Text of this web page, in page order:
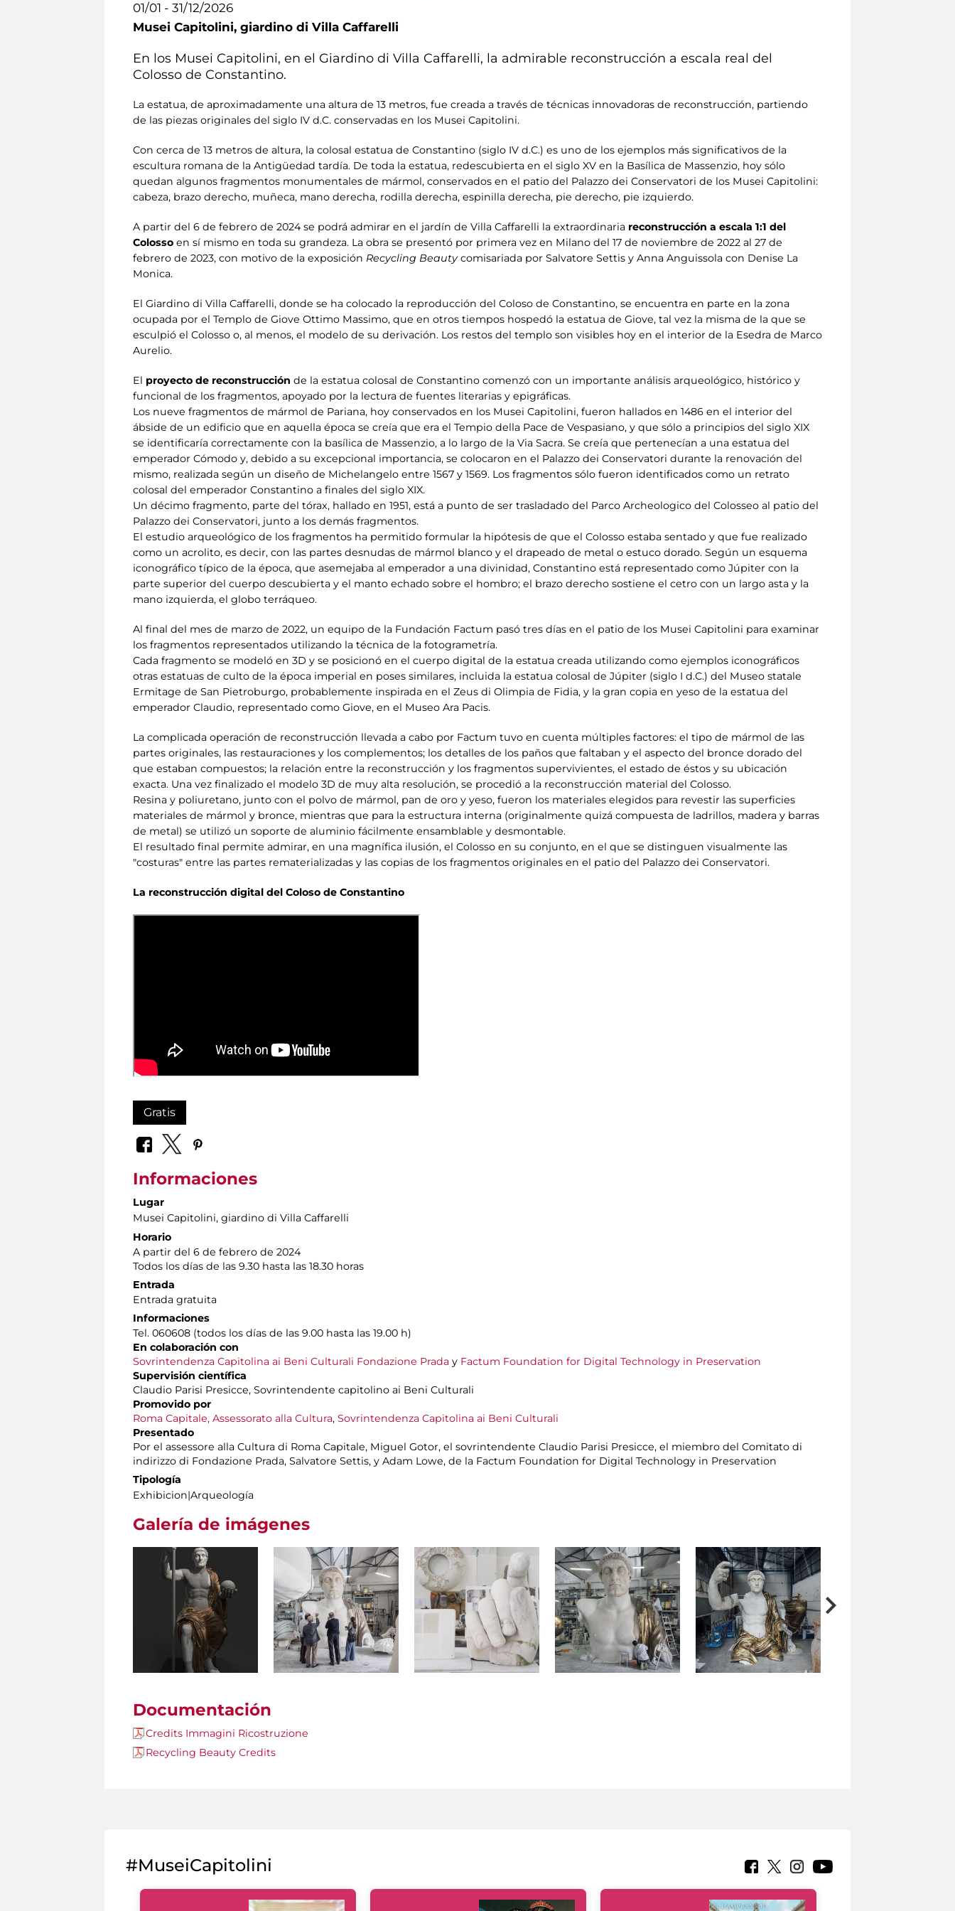
01/01 - 31/12/2026
Musei Capitolini, giardino di Villa Caffarelli
En los Musei Capitolini, en el Giardino di Villa Caffarelli, la admirable reconstrucción a escala real del
Colosso de Constantino.
La estatua, de aproximadamente una altura de 13 metros, fue creada a través de técnicas innovadoras de reconstrucción, partiendo
de las piezas originales del siglo IV d.C. conservadas en los Musei Capitolini.
Con cerca de 13 metros de altura, la colosal estatua de Constantino (siglo IV d.C.) es uno de los ejemplos más significativos de la
escultura romana de la Antigüedad tardía. De toda la estatua, redescubierta en el siglo XV en la Basílica de Massenzio, hoy sólo
quedan algunos fragmentos monumentales de mármol, conservados en el patio del Palazzo dei Conservatori de los Musei Capitolini:
cabeza, brazo derecho, muñeca, mano derecha, rodilla derecha, espinilla derecha, pie derecho, pie izquierdo.
A partir del 6 de febrero de 2024 se podrá admirar en el jardín de Villa Caffarelli la extraordinaria reconstrucción a escala 1:1 del
Colosso en sí mismo en toda su grandeza. La obra se presentó por primera vez en Milano del 17 de noviembre de 2022 al 27 de
febrero de 2023, con motivo de la exposición Recycling Beautycomisariada por Salvatore Settis y Anna Anguissola con Denise La
Monica.
El Giardino di Villa Caffarelli, donde se ha colocado la reproducción del Coloso de Constantino, se encuentra en parte en la zona
ocupada por el Templo de Giove Ottimo Massimo, que en otros tiempos hospedó la estatua de Giove, tal vez la misma de la que se
esculpió el Colosso o, al menos, el modelo de su derivación. Los restos del templo son visibles hoy en el interior de la Esedra de Marco
Aurelio.
El proyecto de reconstrucción de la estatua colosal de Constantino comenzó con un importante análisis arqueológico, histórico y
funcional de los fragmentos, apoyado por la lectura de fuentes literarias y epigráficas.
Los nueve fragmentos de mármol de Pariana, hoy conservados en los Musei Capitolini, fueron hallados en 1486 en el interior del
ábside de un edificio que en aquella época se creía que era el Tempio della Pace de Vespasiano, y que sólo a principios del siglo XIX
se identificaría correctamente con la basílica de Massenzio, a lo largo de la Via Sacra. Se creía que pertenecían a una estatua del
emperador Cómodo y, debido a su excepcional importancia, se colocaron en el Palazzo dei Conservatori durante la renovación del
mismo, realizada según un diseño de Michelangelo entre 1567 y 1569. Los fragmentos sólo fueron identificados como un retrato
colosal del emperador Constantino a finales del siglo XIX.
Un décimo fragmento, parte del tórax, hallado en 1951, está a punto de ser trasladado del Parco Archeologico del Colosseo al patio del
Palazzo dei Conservatori, junto a los demás fragmentos.
El estudio arqueológico de los fragmentos ha permitido formular la hipótesis de que el Colosso estaba sentado y que fue realizado
como un acrolito, es decir, con las partes desnudas de mármol blanco y el drapeado de metal o estuco dorado. Según un esquema
iconográfico típico de la época, que asemejaba al emperador a una divinidad, Constantino está representado como Júpiter con la
parte superior del cuerpo descubierta y el manto echado sobre el hombro; el brazo derecho sostiene el cetro con un largo asta y la
mano izquierda, el globo terráqueo.
Al final del mes de marzo de 2022, un equipo de la Fundación Factum pasó tres días en el patio de los Musei Capitolini para examinar
los fragmentos representados utilizando la técnica de la fotogrametría.
Cada fragmento se modeló en 3D y se posicionó en el cuerpo digital de la estatua creada utilizando como ejemplos iconográficos
otras estatuas de culto de la época imperial en poses similares, incluida la estatua colosal de Júpiter (siglo I d.C.) del Museo statale
Ermitage de San Pietroburgo, probablemente inspirada en el Zeus di Olimpia de Fidia, y la gran copia en yeso de la estatua del
emperador Claudio, representado como Giove, en el Museo Ara Pacis.
La complicada operación de reconstrucción llevada a cabo por Factum tuvo en cuenta múltiples factores: el tipo de mármol de las
partes originales, las restauraciones y los complementos; los detalles de los paños que faltaban y el aspecto del bronce dorado del
que estaban compuestos; la relación entre la reconstrucción y los fragmentos supervivientes, el estado de éstos y su ubicación
exacta. Una vez finalizado el modelo 3D de muy alta resolución, se procedió a la reconstrucción material del Colosso.
Resina y poliuretano, junto con el polvo de mármol, pan de oro y yeso, fueron los materiales elegidos para revestir las superficies
materiales de mármol y bronce, mientras que para la estructura interna (originalmente quizá compuesta de ladrillos, madera y barras
de metal) se utilizó un soporte de aluminio fácilmente ensamblable y desmontable.
El resultado final permite admirar, en una magnífica ilusión, el Colosso en su conjunto, en el que se distinguen visualmente las
"costuras" entre las partes rematerializadas y las copias de los fragmentos originales en el patio del Palazzo dei Conservatori.
La reconstrucción digital del Coloso de Constantino
Gratis
Informaciones
Lugar
Musei Capitolini, giardino di Villa Caffarelli
Horario
A partir del 6 de febrero de 2024
Todos los días de las 9.30 hasta las 18.30 horas
Entrada
Entrada gratuita
Informaciones
Tel. 060608 (todos los días de las 9.00 hasta las 19.00 h)
En colaboración con
Sovrintendenza Capitolina ai Beni Culturali Fondazione Prada y Factum Foundation for Digital Technology in Preservation
Supervisión científica
Claudio Parisi Presicce, Sovrintendente capitolino ai Beni Culturali
Promovido por
Roma Capitale, Assessorato alla Cultura, Sovrintendenza Capitolina ai Beni Culturali
Presentado
Por el assessore alla Cultura di Roma Capitale, Miguel Gotor, el sovrintendente Claudio Parisi Presicce, el miembro del Comitato di
indirizzo di Fondazione Prada, Salvatore Settis, y Adam Lowe, de la Factum Foundation for Digital Technology in Preservation
Tipología
Exhibicion|Arqueología
Galería de imágenes
Documentación
Credits Immagini Ricostruzione
Recycling Beauty Credits
#MuseiCapitolini